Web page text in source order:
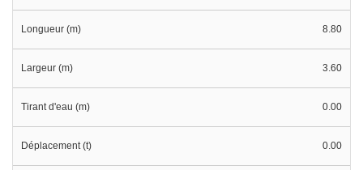
Longueur (m) 8.80
Largeur (m) 3.60
Tirant d'eau (m) 0.00
Déplacement (t) 0.00